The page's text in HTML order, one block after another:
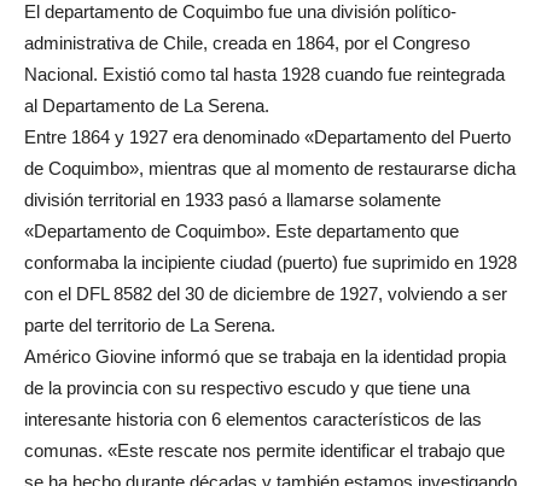
El departamento de Coquimbo fue una división político-
administrativa de Chile, creada en 1864, por el Congreso
Nacional. Existió como tal hasta 1928 cuando fue reintegrada
al Departamento de La Serena.
Entre 1864 y 1927 era denominado «Departamento del Puerto
de Coquimbo», mientras que al momento de restaurarse dicha
división territorial en 1933 pasó a llamarse solamente
«Departamento de Coquimbo». Este departamento que
conformaba la incipiente ciudad (puerto) fue suprimido en 1928
con el DFL 8582 del 30 de diciembre de 1927, volviendo a ser
parte del territorio de La Serena.
Américo Giovine informó que se trabaja en la identidad propia
de la provincia con su respectivo escudo y que tiene una
interesante historia con 6 elementos característicos de las
comunas. «Este rescate nos permite identificar el trabajo que
se ha hecho durante décadas y también estamos investigando